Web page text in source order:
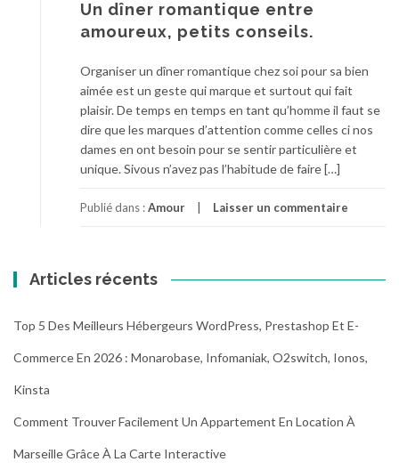
Un dîner romantique entre
amoureux, petits conseils.
Organiser un dîner romantique chez soi pour sa bien
aimée est un geste qui marque et surtout qui fait
plaisir. De temps en temps en tant qu’homme il faut se
dire que les marques d’attention comme celles ci nos
dames en ont besoin pour se sentir particulière et
unique. Sivous n’avez pas l’habitude de faire […]
Publié dans :Amour Laisser un commentaire
Articles récents
Top 5 Des Meilleurs Hébergeurs WordPress, Prestashop Et E-
Commerce En 2026 : Monarobase, Infomaniak, O2switch, Ionos,
Kinsta
Comment Trouver Facilement Un Appartement En Location À
Marseille Grâce À La Carte Interactive